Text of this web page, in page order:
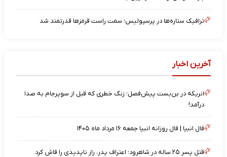
ترافیک ستاره‌ها در پرسپولیس؛ سمت راست قرمزها قدرتمند شد
آخرین اخبار
انریکه در بن‌بست پیش‌فصل؛ زنگ خطری که قبل از سوپرجام به صدا
درآمد!
فال انبیا | فال روزانه انبیا جمعه ۱۶ مرداد ماه ۱۴۰۵
قتل پسر ۲۵ ساله در شاهرود؛ اعتراف پدر، راز ناپدیدی را فاش کرد